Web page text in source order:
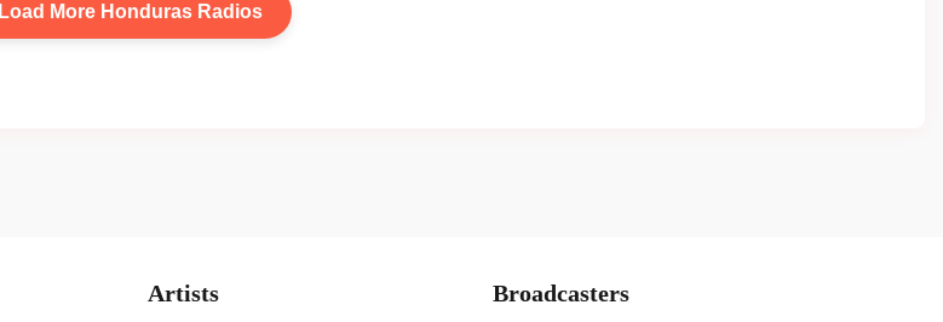
Load More Honduras Radios
Artists Broadcasters